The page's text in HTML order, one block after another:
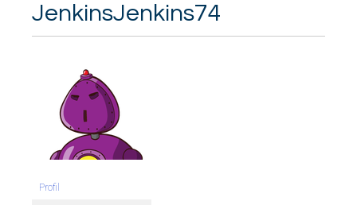
JenkinsJenkins74
Profil